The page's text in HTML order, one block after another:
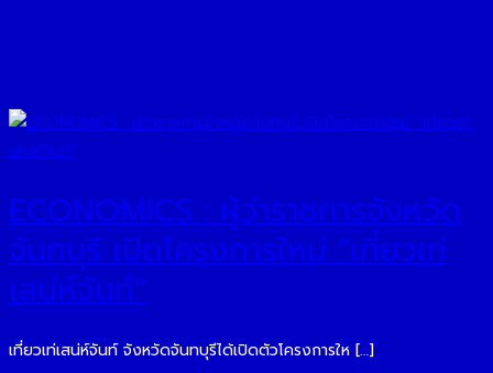
ECONOMICS : ผู้ว่าราชการจังหวัด
จันทบุรี เปิดโครงการใหม่ “เที่ยวเท่
เสน่ห์จันท์”
เที่ยวเท่เสน่ห์จันท์ จังหวัดจันทบุรีได้เปิดตัวโครงการให […]